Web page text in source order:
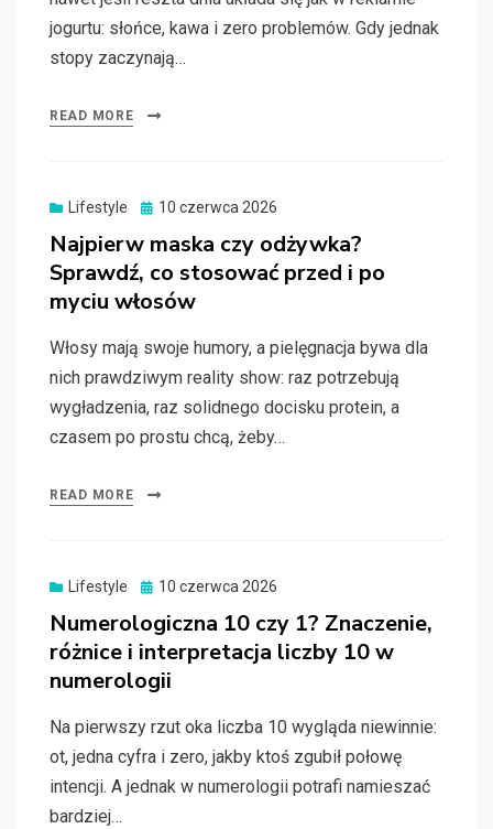
jogurtu: słońce, kawa i zero problemów. Gdy jednak
stopy zaczynają…
READ MORE
Lifestyle
Posted
10 czerwca 2026
Najpierw maska czy odżywka?
Sprawdź, co stosować przed i po
myciu włosów
Włosy mają swoje humory, a pielęgnacja bywa dla
nich prawdziwym reality show: raz potrzebują
wygładzenia, raz solidnego docisku protein, a
czasem po prostu chcą, żeby…
READ MORE
Lifestyle
Posted
10 czerwca 2026
Numerologiczna 10 czy 1? Znaczenie,
różnice i interpretacja liczby 10 w
numerologii
Na pierwszy rzut oka liczba 10 wygląda niewinnie:
ot, jedna cyfra i zero, jakby ktoś zgubił połowę
intencji. A jednak w numerologii potrafi namieszać
bardziej…